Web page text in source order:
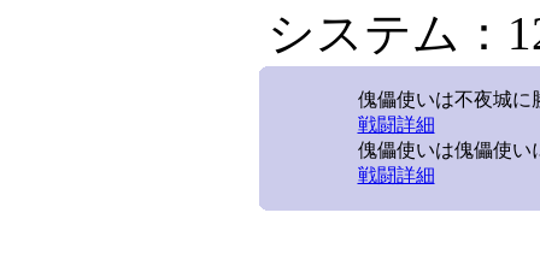
システム：
傀儡使いは不夜城
戦闘詳細
傀儡使いは傀儡使
戦闘詳細